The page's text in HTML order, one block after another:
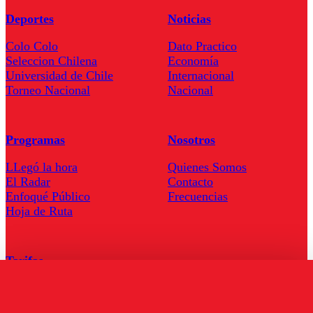
Deportes
Colo Colo
Seleccion Chilena
Universidad de Chile
Torneo Nacional
Noticias
Dato Practico
Economía
Internacional
Nacional
Programas
LLegó la hora
El Radar
Enfoqué Público
Hoja de Ruta
Nosotros
Quienes Somos
Contacto
Frecuencias
Tarifas